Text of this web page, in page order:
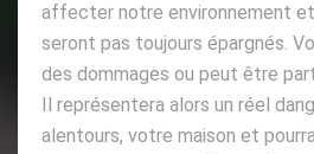
affecter notre environnement et
seront pas toujours épargnés.
des dommages ou peut être
Il représentera alors un réel
alentours, votre maison et